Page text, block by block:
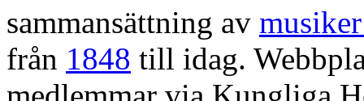
sammansättning av
från 1848 till idag.